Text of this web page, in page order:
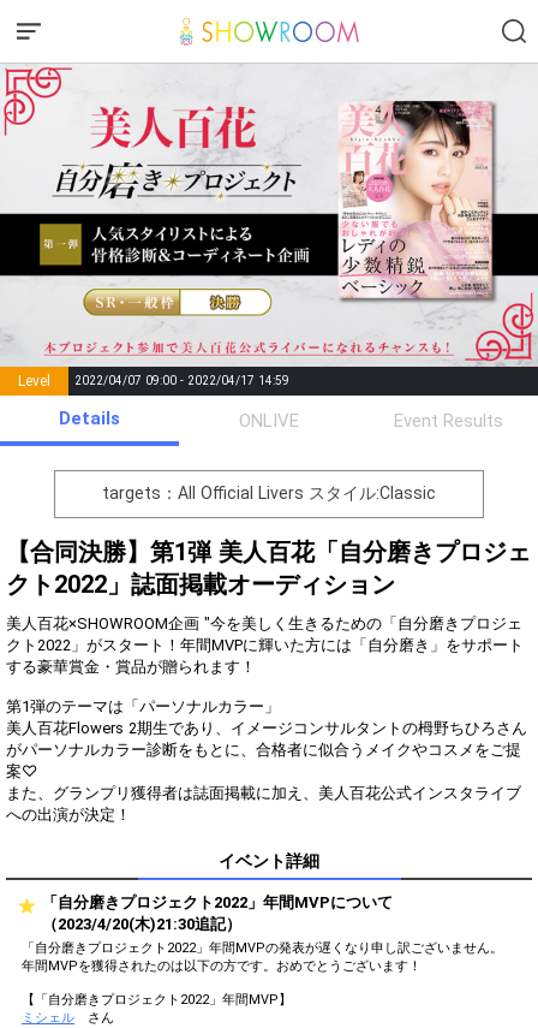
Level 2022/04/07 09:00 - 2022/04/17 14:59
Points List of Goal
number of
positions
Rema
Event Begins!
オリジナルアバター制作権獲
得！
Gifting
Throw gifts to the stage and join
the live performance.
First, try throwing free Stars
(once a day)! You can also charge
Show Gold to purchase gifts
(available from 1 JPY)! When you
continue to send gifts to the
performer(s), the performer's
popularity ranking and your
ranking go up.
To send performers paid items,
you must use Show Gold.
Comments
You can post comments. Please
Close
Details ONLIVE Event Results
targets：All Official Livers スタイル:Classic
【合同決勝】第1弾 美人百花「自分磨きプロジェ
クト2022」誌面掲載オーディション
美人百花×SHOWROOM企画 "今を美しく生きるための「自分磨きプロジェ
クト2022」がスタート！年間MVPに輝いた方には「自分磨き」をサポート
する豪華賞金・賞品が贈られます！
第1弾のテーマは「パーソナルカラー」
美人百花Flowers 2期生であり、イメージコンサルタントの栂野ちひろさん
がパーソナルカラー診断をもとに、合格者に似合うメイクやコスメをご提
案♡
また、グランプリ獲得者は誌面掲載に加え、美人百花公式インスタライブ
への出演が決定！
イベント詳細
「自分磨きプロジェクト2022」年間MVPについて
（2023/4/20(木)21:30追記）
「自分磨きプロジェクト2022」年間MVPの発表が遅くなり申し訳ございません。
年間MVPを獲得されたのは以下の方です。おめでとうございます！
【「自分磨きプロジェクト2022」年間MVP】
ミシェル さん